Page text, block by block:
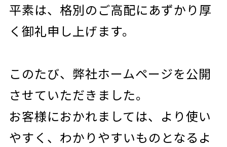
平素は、格別のご高配にあずかり厚
く御礼申し上げます。
このたび、弊社ホームページを公開
させていただきました。
お客様におかれましては、より使い
やすく、わかりやすいものとなるよ